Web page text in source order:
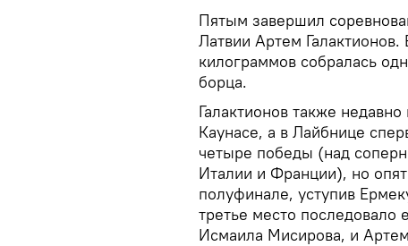
Пятым завершил
Латвии Артем
килограммов собралась
борца.
Галактионов также
Каунасе, а в Лайбнице
четыре победы (над
Италии и Франции), но
полуфинале, уступив
третье место
Исмаила Мисирова, и